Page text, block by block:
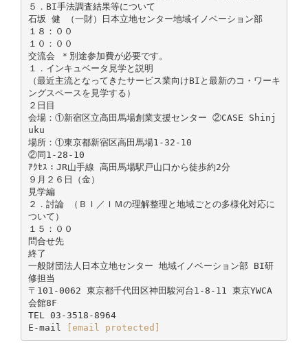
５．BI手法調査結果等について
石坂 健 （一財）日本立地センター地域イノベーション部
１８：００
１０：００
交流会 ＊別途参加費が必要です。
１．インキュベータ見学と説明
（最近主流となってきたサービス業向けBIと最新のコ・ワーキ
ングスペースを見学する）
２日目
会場：①新宿区立高田馬場創業支援センター ②CASE Shinj
uku
場所：①東京都新宿区高田馬場1-32-10
②同1-28-10
ｱｸｾｽ：JR山手線 高田馬場駅戸山口から徒歩約2分
９月２６日（金）
見学編
２．討論 （ＢＩ／ＩＭの理解整理と地域ごとの多様化対応に
ついて）
１５：００
問合せ先
終了
一般財団法人日本立地センター 地域イノベーション部 BI研
修担当
〒101-0062 東京都千代田区神田駿河台1-8-11 東京YWCA
会館8F
TEL 03-3518-8964
E-mail
[email protected]